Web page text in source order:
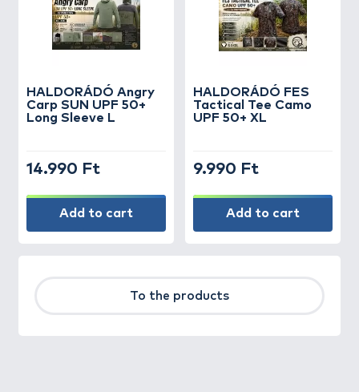
HALDORÁDÓ Angry
Carp SUN UPF 50+
Long Sleeve L
14.990 Ft
Add to cart
HALDORÁDÓ FES
Tactical Tee Camo
UPF 50+ XL
9.990 Ft
Add to cart
To the products